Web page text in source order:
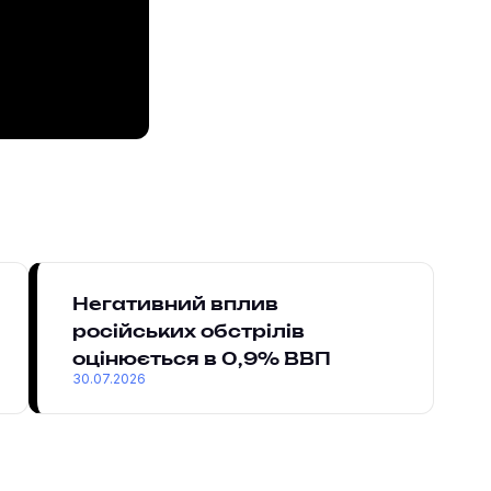
Негативний вплив
російських обстрілів
оцінюється в 0,9% ВВП
30.07.2026